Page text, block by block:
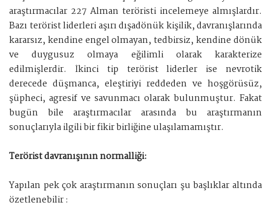
araştırmacılar 227 Alman teröristi incelemeye almışlardır.
Bazı terörist liderleri aşırı dışadönük kişilik, davranışlarında
kararsız, kendine engel olmayan, tedbirsiz, kendine dönük
ve duygusuz olmaya eğilimli olarak karakterize
edilmişlerdir. İkinci tip terörist liderler ise nevrotik
derecede düşmanca, eleştiriyi reddeden ve hoşgörüsüz,
şüpheci, agresif ve savunmacı olarak bulunmuştur. Fakat
bugün bile araştırmacılar arasında bu araştırmanın
sonuçlarıyla ilgili bir fikir birliğine ulaşılamamıştır.
Terörist davranışının normalliği:
Yapılan pek çok araştırmanın sonuçları şu başlıklar altında
özetlenebilir :